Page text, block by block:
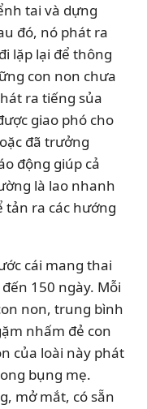
tai và dựng
đó, nó phát ra
lặp lại để thông
con non chưa
ra tiếng sủa
giao phó cho
đã trưởng
động giúp cả
là lao nhanh
tản ra các hướng
cái mang thai
150 ngày. Mỗi
non, trung bình
nhấm đẻ con
của loài này phát
bụng mẹ.
mở mắt, có sẵn